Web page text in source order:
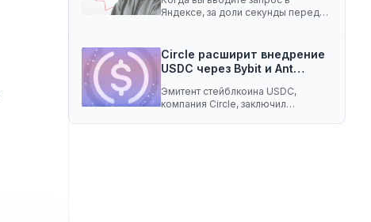
Яндексе, за доли секунды перед
Circle расширит внедрение
USDC через Bybit и Ant…
Эмитент стейблкоина USDC,
компания Circle, заключил